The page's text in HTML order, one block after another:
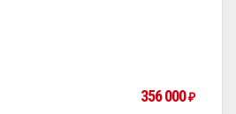
356 000 ₽